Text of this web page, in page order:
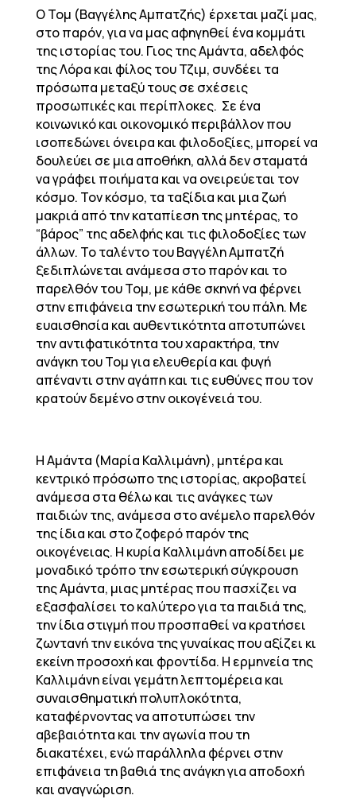
Ο Τομ (Βαγγέλης Αμπατζής) έρχεται μαζί μας,
στο παρόν, για να μας αφηγηθεί ένα κομμάτι
της ιστορίας του. Γιος της Αμάντα, αδελφός
της Λόρα και φίλος του Τζιμ, συνδέει τα
πρόσωπα μεταξύ τους σε σχέσεις
προσωπικές και περίπλοκες. Σε ένα
κοινωνικό και οικονομικό περιβάλλον που
ισοπεδώνει όνειρα και φιλοδοξίες, μπορεί να
δουλεύει σε μια αποθήκη, αλλά δεν σταματά
να γράφει ποιήματα και να ονειρεύεται τον
κόσμο. Τον κόσμο, τα ταξίδια και μια ζωή
μακριά από την καταπίεση της μητέρας, το
“βάρος” της αδελφής και τις φιλοδοξίες των
άλλων. Το ταλέντο του Βαγγέλη Αμπατζή
ξεδιπλώνεται ανάμεσα στο παρόν και το
παρελθόν του Τομ, με κάθε σκηνή να φέρνει
στην επιφάνεια την εσωτερική του πάλη. Με
ευαισθησία και αυθεντικότητα αποτυπώνει
την αντιφατικότητα του χαρακτήρα, την
ανάγκη του Τομ για ελευθερία και φυγή
απέναντι στην αγάπη και τις ευθύνες που τον
κρατούν δεμένο στην οικογένειά του.
Η Αμάντα (Μαρία Καλλιμάνη), μητέρα και
κεντρικό πρόσωπο της ιστορίας, ακροβατεί
ανάμεσα στα θέλω και τις ανάγκες των
παιδιών της, ανάμεσα στο ανέμελο παρελθόν
της ίδια και στο ζοφερό παρόν της
οικογένειας. Η κυρία Καλλιμάνη αποδίδει με
μοναδικό τρόπο την εσωτερική σύγκρουση
της Αμάντα, μιας μητέρας που πασχίζει να
εξασφαλίσει το καλύτερο για τα παιδιά της,
την ίδια στιγμή που προσπαθεί να κρατήσει
ζωντανή την εικόνα της γυναίκας που αξίζει κι
εκείνη προσοχή και φροντίδα. Η ερμηνεία της
Καλλιμάνη είναι γεμάτη λεπτομέρεια και
συναισθηματική πολυπλοκότητα,
καταφέρνοντας να αποτυπώσει την
αβεβαιότητα και την αγωνία που τη
διακατέχει, ενώ παράλληλα φέρνει στην
επιφάνεια τη βαθιά της ανάγκη για αποδοχή
και αναγνώριση.